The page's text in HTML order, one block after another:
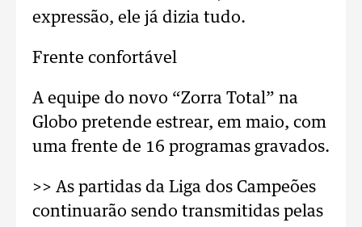
expressão, ele já dizia tudo.
Frente confortável
A equipe do novo “Zorra Total” na
Globo pretende estrear, em maio, com
uma frente de 16 programas gravados.
>> As partidas da Liga dos Campeões
continuarão sendo transmitidas pelas